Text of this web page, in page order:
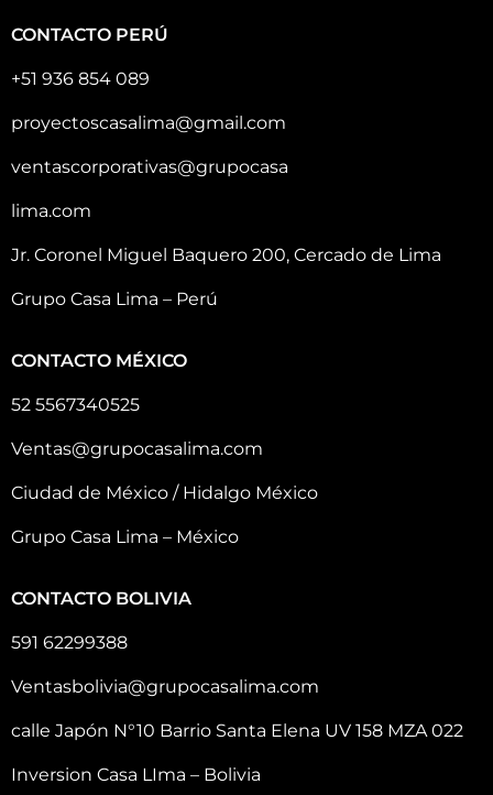
CONTACTO PERÚ
+51 936 854 089
proyectoscasalima@gmail.com
ventascorporativas@grupocasa
lima.com
Jr. Coronel Miguel Baquero 200, Cercado de Lima
Grupo Casa Lima – Perú
CONTACTO MÉXICO
52 5567340525
Ventas@grupocasalima.com
Ciudad de México / Hidalgo México
Grupo Casa Lima – México
CONTACTO BOLIVIA
591 62299388
Ventasbolivia@grupocasalima.com
calle Japón N°10 Barrio Santa Elena UV 158 MZA 022
Inversion Casa LIma – Bolivia